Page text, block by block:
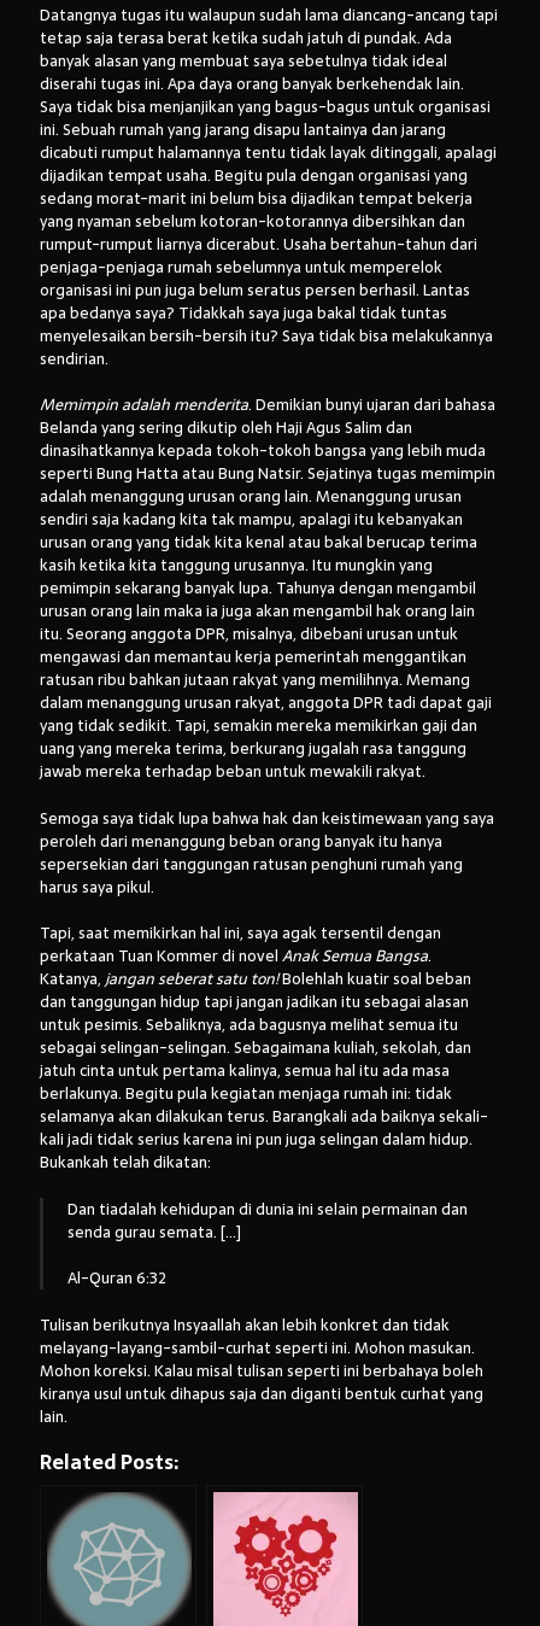
Datangnya tugas itu walaupun sudah lama diancang-ancang tapi
tetap saja terasa berat ketika sudah jatuh di pundak. Ada
banyak alasan yang membuat saya sebetulnya tidak ideal
diserahi tugas ini. Apa daya orang banyak berkehendak lain.
Saya tidak bisa menjanjikan yang bagus-bagus untuk organisasi
ini. Sebuah rumah yang jarang disapu lantainya dan jarang
dicabuti rumput halamannya tentu tidak layak ditinggali, apalagi
dijadikan tempat usaha. Begitu pula dengan organisasi yang
sedang morat-marit ini belum bisa dijadikan tempat bekerja
yang nyaman sebelum kotoran-kotorannya dibersihkan dan
rumput-rumput liarnya dicerabut. Usaha bertahun-tahun dari
penjaga-penjaga rumah sebelumnya untuk memperelok
organisasi ini pun juga belum seratus persen berhasil. Lantas
apa bedanya saya? Tidakkah saya juga bakal tidak tuntas
menyelesaikan bersih-bersih itu? Saya tidak bisa melakukannya
sendirian.
Memimpin adalah menderita. Demikian bunyi ujaran dari bahasa
Belanda yang sering dikutip oleh Haji Agus Salim dan
dinasihatkannya kepada tokoh-tokoh bangsa yang lebih muda
seperti Bung Hatta atau Bung Natsir. Sejatinya tugas memimpin
adalah menanggung urusan orang lain. Menanggung urusan
sendiri saja kadang kita tak mampu, apalagi itu kebanyakan
urusan orang yang tidak kita kenal atau bakal berucap terima
kasih ketika kita tanggung urusannya. Itu mungkin yang
pemimpin sekarang banyak lupa. Tahunya dengan mengambil
urusan orang lain maka ia juga akan mengambil hak orang lain
itu. Seorang anggota DPR, misalnya, dibebani urusan untuk
mengawasi dan memantau kerja pemerintah menggantikan
ratusan ribu bahkan jutaan rakyat yang memilihnya. Memang
dalam menanggung urusan rakyat, anggota DPR tadi dapat gaji
yang tidak sedikit. Tapi, semakin mereka memikirkan gaji dan
uang yang mereka terima, berkurang jugalah rasa tanggung
jawab mereka terhadap beban untuk mewakili rakyat.
Semoga saya tidak lupa bahwa hak dan keistimewaan yang saya
peroleh dari menanggung beban orang banyak itu hanya
sepersekian dari tanggungan ratusan penghuni rumah yang
harus saya pikul.
Tapi, saat memikirkan hal ini, saya agak tersentil dengan
perkataan Tuan Kommer di novelAnak Semua Bangsa.
Katanya,jangan seberat satu ton!Bolehlah kuatir soal beban
dan tanggungan hidup tapi jangan jadikan itu sebagai alasan
untuk pesimis. Sebaliknya, ada bagusnya melihat semua itu
sebagai selingan-selingan. Sebagaimana kuliah, sekolah, dan
jatuh cinta untuk pertama kalinya, semua hal itu ada masa
berlakunya. Begitu pula kegiatan menjaga rumah ini: tidak
selamanya akan dilakukan terus. Barangkali ada baiknya sekali-
kali jadi tidak serius karena ini pun juga selingan dalam hidup.
Bukankah telah dikatan:
Dan tiadalah kehidupan di dunia ini selain permainan dan
senda gurau semata. […]
Al-Quran 6:32
Tulisan berikutnya Insyaallah akan lebih konkret dan tidak
melayang-layang-sambil-curhat seperti ini. Mohon masukan.
Mohon koreksi. Kalau misal tulisan seperti ini berbahaya boleh
kiranya usul untuk dihapus saja dan diganti bentuk curhat yang
lain.
Related Posts: